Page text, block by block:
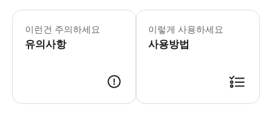
이런건 주의하세요
유의사항
이렇게 사용하세요
사용방법